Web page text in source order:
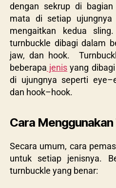
dengan sekrup di
mata di setiap ujungnya
mengaitkan kedua
turnbuckle dibagi dalam
jaw, dan hook.
beberapa jenis yang
di ujungnya seperti
dan hook–hook.
Cara
Secara umum, cara
untuk setiap jenisnya.
turnbuckle yang benar: